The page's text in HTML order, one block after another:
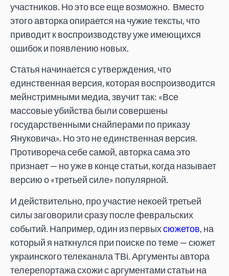
участников. Но это все еще возможно. Вместо
этого авторка опирается на чужие тексты, что
приводит к воспроизводству уже имеющихся
ошибок и появлению новых.
Статья начинается с утверждения, что
единственная версия, которая воспроизводится
мейнстримными медиа, звучит так: «Все
массовые убийства были совершены
государственными снайперами по приказу
Януковича». Но это не единственная версия.
Противореча себе самой, авторка сама это
признает — но уже в конце статьи, когда называет
версию о «третьей силе» популярной.
И действительно, про участие некоей третьей
силы заговорили сразу после февральских
событий. Например, один из первыхсюжетов, на
который я наткнулся при поиске по теме — сюжет
украинского телеканала ТВі. Аргументы автора
телерепортажа схожи с аргументами статьи на